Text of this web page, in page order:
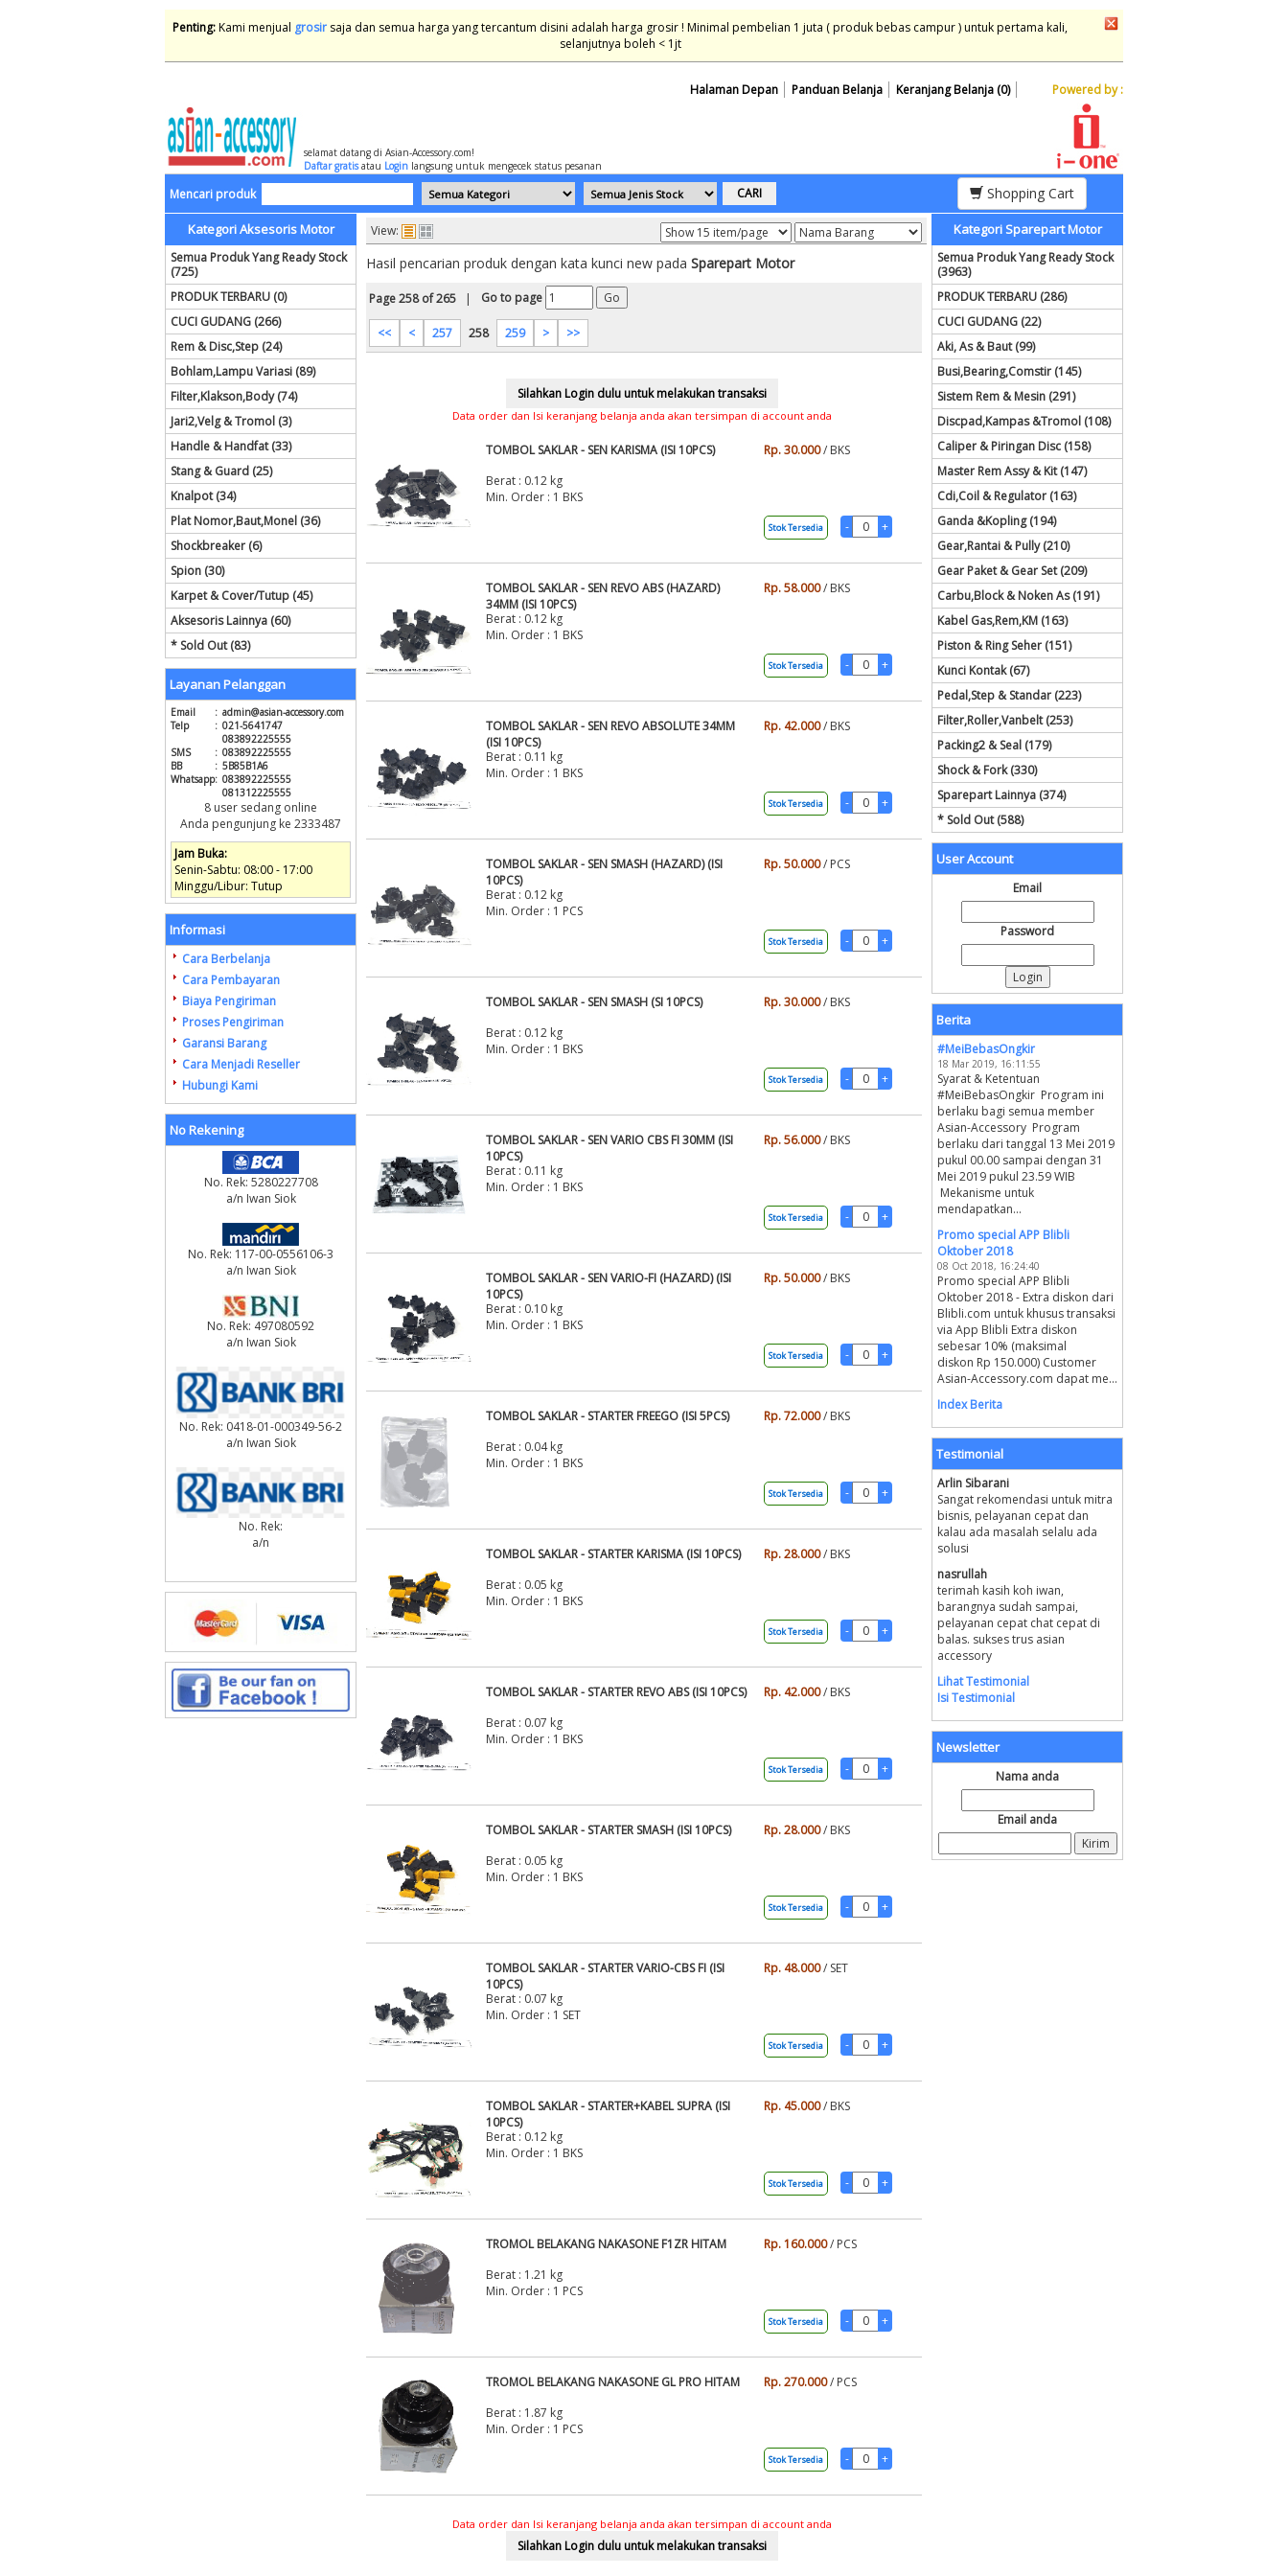
Penting:Kami menjual grosir saja dan semua harga yang tercantum disini adalah harga grosir ! Minimal pembelian 1 juta ( produk bebas campur ) untuk pertama kali,
selanjutnya boleh < 1jt
Keranjang Belanja (0)
Panduan Belanja
Halaman Depan Powered by :
selamat datang di Asian-Accessory.com!
Daftar gratisatau Login langsung untuk mengecek status pesanan
Mencari produk Shopping Cart
Kategori Aksesoris Motor
Semua Produk Yang Ready Stock
(725)
PRODUK TERBARU (0)
CUCI GUDANG (266)
Rem & Disc,Step (24)
Bohlam,Lampu Variasi (89)
Filter,Klakson,Body (74)
Jari2,Velg & Tromol (3)
Handle & Handfat (33)
Stang & Guard (25)
Knalpot (34)
Plat Nomor,Baut,Monel (36)
Shockbreaker (6)
Spion (30)
Karpet & Cover/Tutup (45)
Aksesoris Lainnya (60)
* Sold Out (83)
Layanan Pelanggan
Email : admin@asian-accessory.com
Telp
: 021-5641747
083892225555
SMS
: 083892225555
BB
: 5B85B1A6
Whatsapp: 083892225555
081312225555
8 user sedang online
Anda pengunjung ke 2333487
Jam Buka:
Senin-Sabtu: 08:00 - 17:00
Minggu/Libur: Tutup
Informasi
Cara Berbelanja
Cara Pembayaran
Biaya Pengiriman
Proses Pengiriman
Garansi Barang
Cara Menjadi Reseller
Hubungi Kami
No Rekening
No. Rek: 5280227708
a/n Iwan Siok
No. Rek: 117-00-0556106-3
a/n Iwan Siok
No. Rek: 497080592
a/n Iwan Siok
No. Rek: 0418-01-000349-56-2
a/n Iwan Siok
No. Rek:
a/n
View:
Hasil pencarian produk dengan kata kunci new pada Sparepart Motor
Page 258 of 265 | Go to page
<< < 257 258 259 > >>
Data order dan Isi keranjang belanja anda akan tersimpan di account anda
TOMBOL SAKLAR - SEN KARISMA (ISI 10PCS)
Berat : 0.12 kg
Min. Order : 1 BKS
Rp. 30.000/ BKS
Stok Tersedia
TOMBOL SAKLAR - SEN REVO ABS (HAZARD)
34MM (ISI 10PCS)
Berat : 0.12 kg
Min. Order : 1 BKS
Rp. 58.000/ BKS
Stok Tersedia
TOMBOL SAKLAR - SEN REVO ABSOLUTE 34MM
(ISI 10PCS)
Berat : 0.11 kg
Min. Order : 1 BKS
Rp. 42.000/ BKS
Stok Tersedia
TOMBOL SAKLAR - SEN SMASH (HAZARD) (ISI
10PCS)
Berat : 0.12 kg
Min. Order : 1 PCS
Rp. 50.000/ PCS
Stok Tersedia
TOMBOL SAKLAR - SEN SMASH (SI 10PCS)
Berat : 0.12 kg
Min. Order : 1 BKS
Rp. 30.000/ BKS
Stok Tersedia
TOMBOL SAKLAR - SEN VARIO CBS FI 30MM (ISI
10PCS)
Berat : 0.11 kg
Min. Order : 1 BKS
Rp. 56.000/ BKS
Stok Tersedia
TOMBOL SAKLAR - SEN VARIO-FI (HAZARD) (ISI
10PCS)
Berat : 0.10 kg
Min. Order : 1 BKS
Rp. 50.000/ BKS
Stok Tersedia
TOMBOL SAKLAR - STARTER FREEGO (ISI 5PCS)
Berat : 0.04 kg
Min. Order : 1 BKS
Rp. 72.000/ BKS
Stok Tersedia
TOMBOL SAKLAR - STARTER KARISMA (ISI 10PCS)
Berat : 0.05 kg
Min. Order : 1 BKS
Rp. 28.000/ BKS
Stok Tersedia
TOMBOL SAKLAR - STARTER REVO ABS (ISI 10PCS)
Berat : 0.07 kg
Min. Order : 1 BKS
Rp. 42.000/ BKS
Stok Tersedia
TOMBOL SAKLAR - STARTER SMASH (ISI 10PCS)
Berat : 0.05 kg
Min. Order : 1 BKS
Rp. 28.000/ BKS
Stok Tersedia
TOMBOL SAKLAR - STARTER VARIO-CBS FI (ISI
10PCS)
Berat : 0.07 kg
Min. Order : 1 SET
Rp. 48.000/ SET
Stok Tersedia
TOMBOL SAKLAR - STARTER+KABEL SUPRA (ISI
10PCS)
Berat : 0.12 kg
Min. Order : 1 BKS
Rp. 45.000/ BKS
Stok Tersedia
TROMOL BELAKANG NAKASONE F1ZR HITAM
Berat : 1.21 kg
Min. Order : 1 PCS
Rp. 160.000/ PCS
Stok Tersedia
TROMOL BELAKANG NAKASONE GL PRO HITAM
Berat : 1.87 kg
Min. Order : 1 PCS
Rp. 270.000/ PCS
Stok Tersedia
Data order dan Isi keranjang belanja anda akan tersimpan di account anda
Kategori Sparepart Motor
Semua Produk Yang Ready Stock
(3963)
PRODUK TERBARU (286)
CUCI GUDANG (22)
Aki, As & Baut (99)
Busi,Bearing,Comstir (145)
Sistem Rem & Mesin (291)
Discpad,Kampas &Tromol (108)
Caliper & Piringan Disc (158)
Master Rem Assy & Kit (147)
Cdi,Coil & Regulator (163)
Ganda &Kopling (194)
Gear,Rantai & Pully (210)
Gear Paket & Gear Set (209)
Carbu,Block & Noken As (191)
Kabel Gas,Rem,KM (163)
Piston & Ring Seher (151)
Kunci Kontak (67)
Pedal,Step & Standar (223)
Filter,Roller,Vanbelt (253)
Packing2 & Seal (179)
Shock & Fork (330)
Sparepart Lainnya (374)
* Sold Out (588)
User Account
Email
Password
Berita
#MeiBebasOngkir
18 Mar 2019, 16:11:55
Syarat & Ketentuan
#MeiBebasOngkir Program ini
berlaku bagi semua member
Asian-Accessory Program
berlaku dari tanggal 13 Mei 2019
pukul 00.00 sampai dengan 31
Mei 2019 pukul 23.59 WIB
Mekanisme untuk
mendapatkan...
Promo special APP Blibli
Oktober 2018
08 Oct 2018, 16:24:40
Promo special APP Blibli
Oktober 2018 - Extra diskon dari
Blibli.com untuk khusus transaksi
via App Blibli Extra diskon
sebesar 10% (maksimal
diskon Rp 150.000) Customer
Asian-Accessory.com dapat me...
Index Berita
Testimonial
Arlin Sibarani
Sangat rekomendasi untuk mitra
bisnis, pelayanan cepat dan
kalau ada masalah selalu ada
solusi
nasrullah
terimah kasih koh iwan,
barangnya sudah sampai,
pelayanan cepat chat cepat di
balas. sukses trus asian
accessory
Lihat Testimonial
Isi Testimonial
Newsletter
Nama anda
Email anda